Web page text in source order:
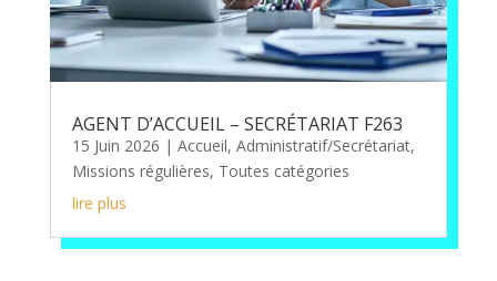
AGENT D’ACCUEIL – SECRÉTARIAT F263
15 Juin 2026 | Accueil, Administratif/Secrétariat,
Missions régulières, Toutes catégories
lire plus